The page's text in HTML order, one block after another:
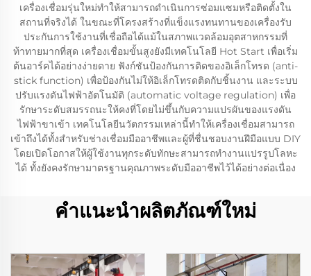
เครื่องเชื่อมรุ่นใหม่ทำให้สามารถดำเนินการซ่อมแซมหรือติดตั้งใน
สถานที่จริงได้ ในขณะที่โครงสร้างที่แข็งแรงทนทานของเครื่องรับ
ประกันการใช้งานที่เชื่อถือได้แม้ในสภาพแวดล้อมอุตสาหกรรมที่
ท้าทายมากที่สุด เครื่องเชื่อมขั้นสูงยังมีเทคโนโลยี Hot Start เพื่อเริ่ม
ต้นอาร์คได้อย่างง่ายดาย ฟังก์ชันป้องกันการติดของอิเล็กโทรด (anti-
stick function) เพื่อป้องกันไม่ให้อิเล็กโทรดติดกับชิ้นงาน และระบบ
ปรับแรงดันไฟฟ้าอัตโนมัติ (automatic voltage regulation) เพื่อ
รักษาระดับสมรรถนะให้คงที่โดยไม่ขึ้นกับความแปรผันของแรงดัน
ไฟฟ้าขาเข้า เทคโนโลยีนวัตกรรมเหล่านี้ทำให้เครื่องเชื่อมสามารถ
เข้าถึงได้ทั้งสำหรับช่างเชื่อมมืออาชีพและผู้ที่ชื่นชอบงานฝีมือแบบ DIY
โดยเปิดโอกาสให้ผู้ใช้งานทุกระดับทักษะสามารถทำงานแปรรูปโลหะ
ได้ ทั้งยังคงรักษามาตรฐานคุณภาพระดับมืออาชีพไว้ได้อย่างต่อเนื่อง
คำแนะนำผลิตภัณฑ์ใหม่